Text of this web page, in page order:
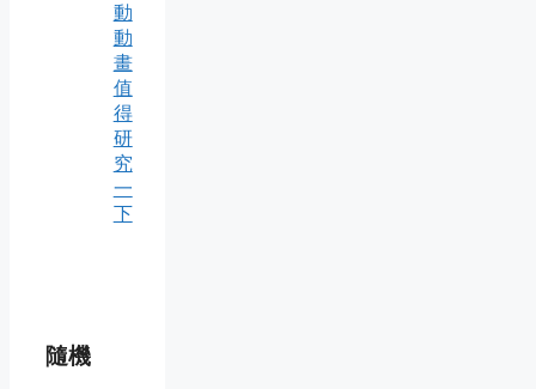
動
動
畫
值
得
研
究
一
下
隨機